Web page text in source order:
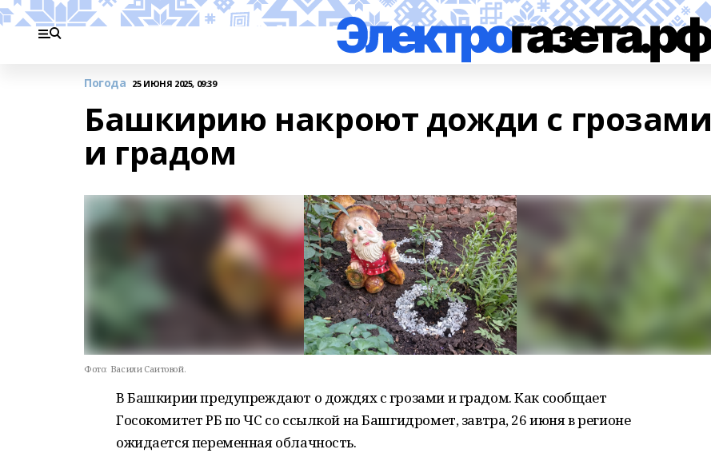
Погода 25 ИЮНЯ 2025, 09:39
Башкирию накроют дожди с грозами
и градом
Фото: Васили Саитовой.
В Башкирии предупреждают о дождях с грозами и градом. Как сообщает
Госокомитет РБ по ЧС со ссылкой на Башгидромет, завтра, 26 июня в регионе
ожидается переменная облачность.